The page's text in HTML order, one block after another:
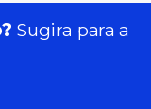
Sugira para a